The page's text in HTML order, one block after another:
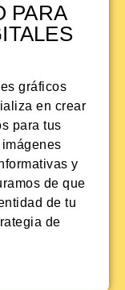
PARA
gráficos
en crear
para tus
y
de que
de tu
de